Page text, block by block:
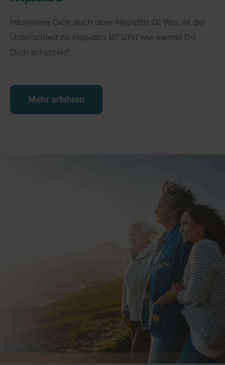
Informiere Dich auch über Hepatitis D! Was ist der
Unterschied zu Hepatitis B? Und wie kannst Du
Dich schützen?
Mehr erfahren